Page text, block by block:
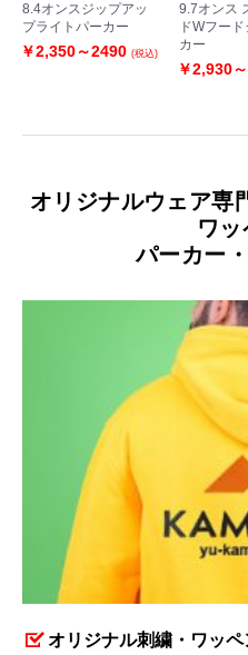
8.4オンスジップアッ
プライトパーカー
￥2,350～2490 (税込)
9.7オンス
ドWフー
カー
￥2,930
オリジナルウェア専
ワ
パーカー
オリジナル刺繍・ワッ